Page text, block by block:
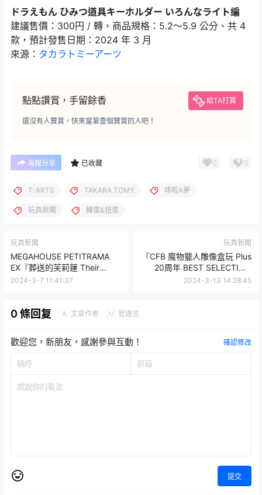
ドラえもん ひみつ道具キーホルダー いろんなライト編
建議售價：300円 / 轉，商品規格：5.2〜5.9 公分、共 4
款，預計發售日期：2024 年 3 月
來源： タカラトミーアーツ
點點讚賞，手留餘香 給TA打賞
還沒有人贊賞，快來當第壹個贊賞的人吧！
海報分享 已收藏 0 0
T-ARTS TAKARA TOMY 哆啦A夢
玩具新聞 轉蛋&扭蛋
玩具新聞
MEGAHOUSE PETITRAMA
EX『葬送的芙莉蓮 Their
Journey.』場景盒玩，限定版
2024-3-7 11:41:37
玩具新聞
『CFB 魔物獵人雕像盒玩 Plus
20周年 BEST SELECTION
Vol.2』滅盡龍、怨虎龍超人氣
2024-3-13 14:28:45
0 條回复 A 文章作者 M 管理员
歡迎您，新朋友，感謝參與互動！ 確認修改
提交